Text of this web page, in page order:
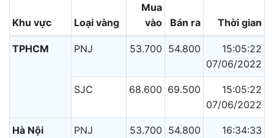
Khu vực Loại vàng
Mua
vào
Bán ra Thời gian
TPHCM PNJ 53.700 54.800
15:05:22
07/06/2022
SJC 68.600 69.500
15:05:22
07/06/2022
Hà Nội PNJ 53.700 54.800
16:34:33